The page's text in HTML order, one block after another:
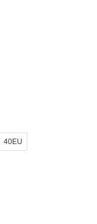
40EU